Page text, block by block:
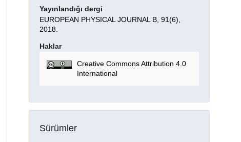
Yayınlandığı dergi
EUROPEAN PHYSICAL JOURNAL B, 91(6),
2018.
Haklar
Creative Commons Attribution 4.0
International
Sürümler